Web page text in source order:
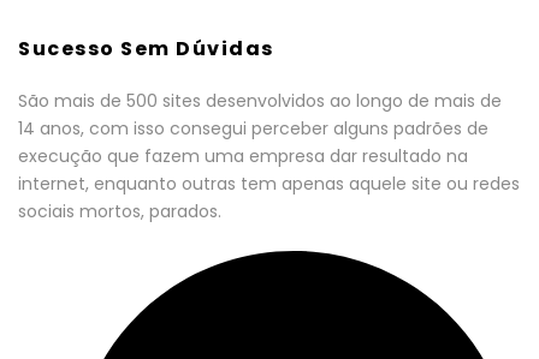
Sucesso Sem Dúvidas
São mais de 500 sites desenvolvidos ao longo de mais de
14 anos, com isso consegui perceber alguns padrões de
execução que fazem uma empresa dar resultado na
internet, enquanto outras tem apenas aquele site ou redes
sociais mortos, parados.